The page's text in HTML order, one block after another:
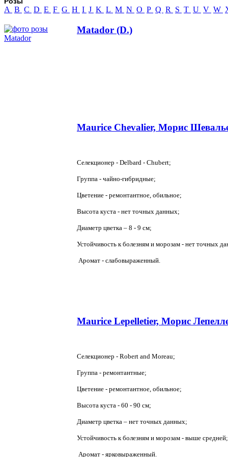
A B C D E F G H I J K L M N O P Q R S T U V W
Matador (D.)
Maurice Chevalier, Морис
Селекционер - Delbard - Chubert;
Группа - чайно-гибридные;
Цветение - ремонтантное, обильное;
Высота куста - нет точных данных;
Диаметр цветка – 8 - 9 см;
Устойчивость к болезням и морозам - нет точных
Аромат - слабовыраженный.
Maurice Lepelletier, Морис
Селекционер - Robert and Moreau;
Группа - ремонтантные;
Цветение - ремонтантное, обильное;
Высота куста - 60 - 90 см;
Диаметр цветка – нет точных данных;
Устойчивость к болезням и морозам - выше средней;
Аромат - ярковыраженный.